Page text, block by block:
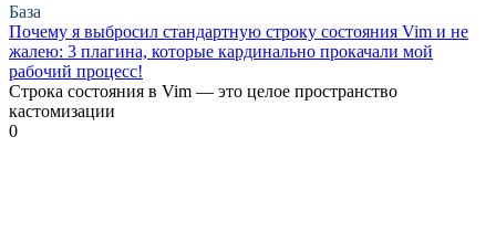
База
Почему я выбросил стандартную строку состояния Vim и не
жалею: 3 плагина, которые кардинально прокачали мой
рабочий процесс!
Строка состояния в Vim — это целое пространство
кастомизации
0